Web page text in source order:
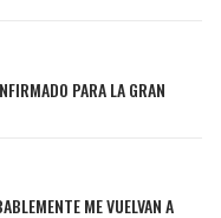
PARA LA GRAN
ME VUELVAN A